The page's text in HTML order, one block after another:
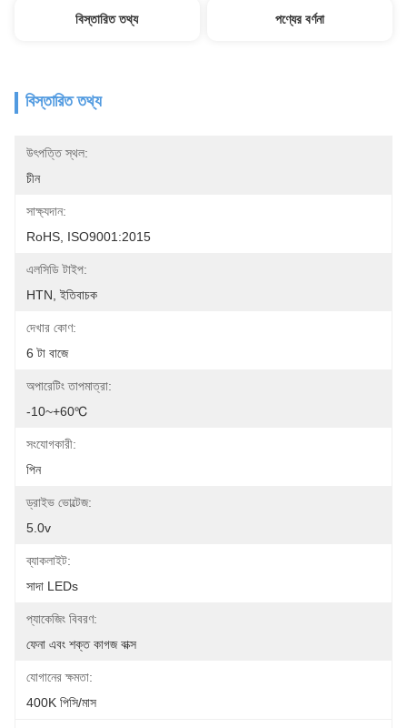
বিস্তারিত তথ্য পণ্যের বর্ণনা
বিস্তারিত তথ্য
উৎপত্তি স্থল:
চীন
সাক্ষ্যদান:
RoHS, ISO9001:2015
এলসিডি টাইপ:
HTN, ইতিবাচক
দেখার কোণ:
6 টা বাজে
অপারেটিং তাপমাত্রা:
-10~+60℃
সংযোগকারী:
পিন
ড্রাইভ ভোল্টেজ:
5.0v
ব্যাকলাইট:
সাদা LEDs
প্যাকেজিং বিবরণ:
ফেনা এবং শক্ত কাগজ বাক্স
যোগানের ক্ষমতা:
400K পিসি/মাস